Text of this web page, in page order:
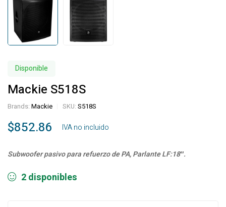
Disponible
Mackie S518S
Brands: Mackie SKU: S518S
$852.86 ‎ ‎ ‎ IVA no incluido
Subwoofer pasivo para refuerzo de PA, Parlante LF:18″.
2 disponibles